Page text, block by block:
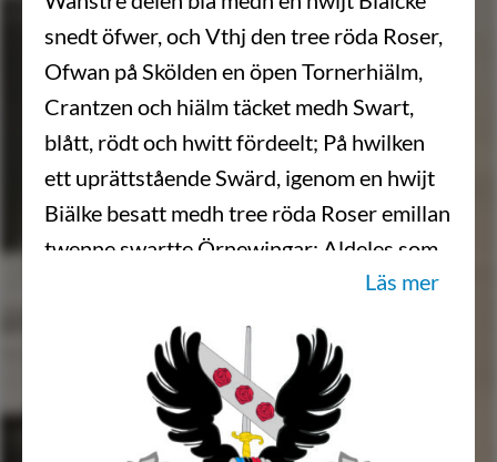
snedt öfwer, och Vthj den tree röda Roser,
Ofwan på Skölden en öpen Tornerhiälm,
Crantzen och hiälm täcket medh Swart,
blått, rödt och hwitt fördeelt; På hwilken
ett uprättstående Swärd, igenom en hwijt
Biälke besatt medh tree röda Roser emillan
twenne swartte Örnewingar; Aldeles som
sielfwe Wapnet medh sine egäntlige färgor
Sköldebrevet i original, FRH.
Transkription: Karin Borgkvist Ljung,
2017-03-01.
Läs mer